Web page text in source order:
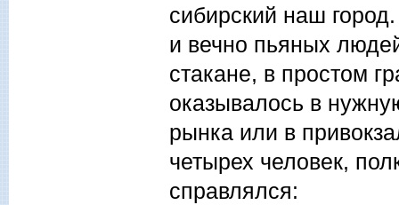
сибирский наш
и вечно пьяных
стакане, в простом
оказывалось в
рынка или в
четырех человек,
справлялся: